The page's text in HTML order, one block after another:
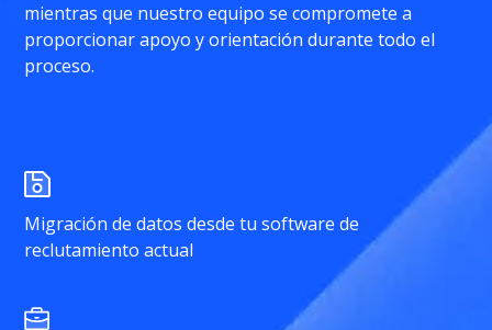
mientras que nuestro equipo se compromete a
proporcionar apoyo y orientación durante todo el
proceso.
Migración de datos desde tu software de
reclutamiento actual